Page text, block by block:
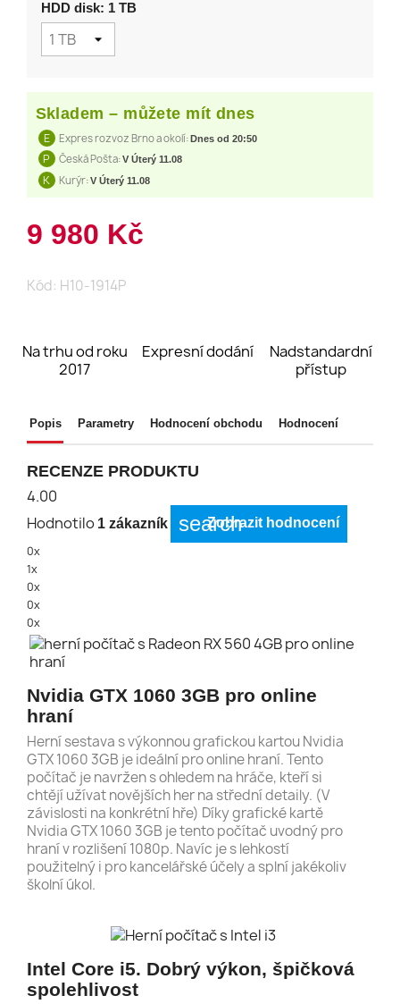
HDD disk: 1 TB
Skladem – můžete mít dnes
E Expres rozvoz Brno a okolí: Dnes od 20:50
P Česká Pošta: V Úterý 11.08
K Kurýr: V Úterý 11.08
9 980 Kč
Kód: H10-1914P
Na trhu od roku
2017
Expresní dodání
Nadstandardní
přístup
Popis Parametry Hodnocení obchodu Hodnocení
RECENZE PRODUKTU
4.00
Hodnotilo 1 zákazník search
Zobrazit hodnocení
0x
1x
0x
0x
0x
Nvidia GTX 1060 3GB pro online
hraní
Herní sestava s výkonnou grafickou kartou Nvidia
GTX 1060 3GB je ideální pro online hraní. Tento
počítač je navržen s ohledem na hráče, kteří si
chtějí užívat novějších her na střední detaily. (V
závislosti na konkrétní hře) Díky grafické kartě
Nvidia GTX 1060 3GB je tento počítač uvodný pro
hraní v rozlišení 1080p. Navíc je s lehkostí
použitelný i pro kancelářské účely a splní jakékoliv
školní úkol.
Intel Core i5. Dobrý výkon, špičková
spolehlivost